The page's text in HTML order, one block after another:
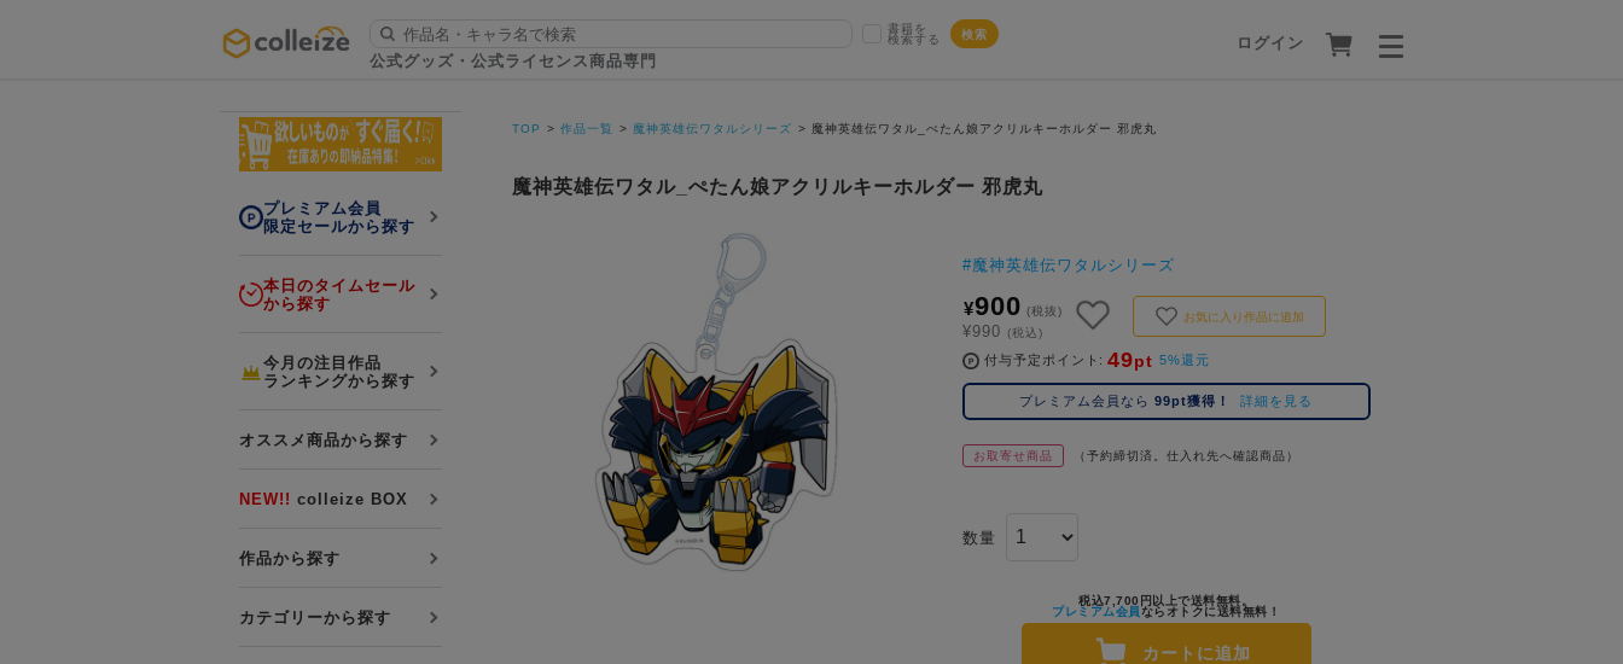
公式グッズ・公式ライセンス商品専門
書籍を
検索する
検索 ログイン
ログイン・会員登録
初回アプリ利用限定！500ptプレ
詳細
「お取寄せ商品」と「お取寄せ手数料」
プレミアム会員について
プレミアム会員
限定セールから探す
本日のタイムセール
から探す
今月の注目作品
ランキングから探す
オススメ商品から探す
NEW!! colleize BOX
作品から探す
カテゴリーから探す
TOP 作品一覧 魔神英雄伝ワタルシリーズ 魔神英雄伝ワタル_ぺたん娘アクリルキーホルダー 邪虎丸
魔神英雄伝ワタル_ぺたん娘アクリルキーホルダー 邪虎丸
#魔神英雄伝ワタルシリーズ
¥900 (税抜)
¥990 (税込)
お気に入り作品に追加
付与予定ポイント 49pt 5%還元
プレミアム会員なら99pt獲得！ 詳細を見る
お取寄せ商品 （予約締切済。仕入れ先へ確認商品）
数量
税込7,700円以上で送料無料。
プレミアム会員ならオトクに送料無料！
カートに追加